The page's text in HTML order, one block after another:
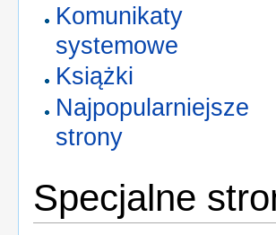
Komunikaty
systemowe
Książki
Najpopularniejsze
strony
Specjalne